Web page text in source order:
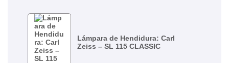
Lámpara de Hendidura: Carl
Zeiss – SL 115 CLASSIC